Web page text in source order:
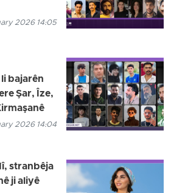
2026 14:05
bajarên
Şar, Îze,
2026 14:04
stranbêja
ji aliyê